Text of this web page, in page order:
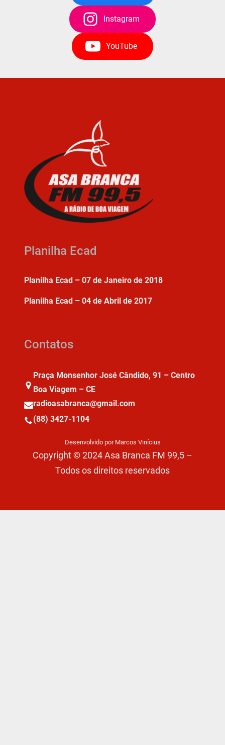
Instagram
YouTube
Planilha Ecad
Planilha Ecad – 07 de Janeiro de 2018
Planilha Ecad – 04 de Abril de 2017
Contatos
Praça Monsenhor José Cândido, 91 – Centro
Boa Viagem – CE
radioasabranca@gmail.com
(88) 3427-1104
Desenvolvido por Marcos Vinícius
Copyright © 2024 Asa Branca FM 99,5 –
Todos os direitos reservados